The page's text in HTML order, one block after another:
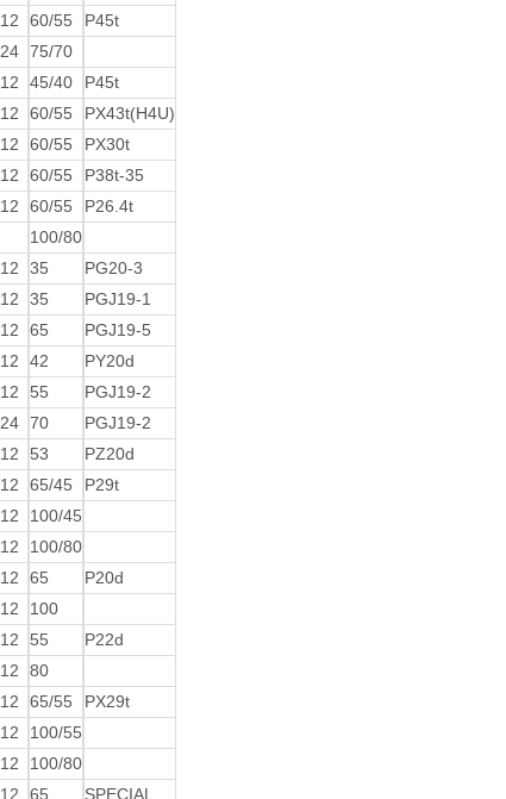
12
60/55
P45t
24 75/70
12 45/40
P45t
12 60/55
PX43t(H4U)
12 60/55
PX30t
12 60/55
P38t-35
12 60/55
P26.4t
100/80
12 35
PG20-3
12 35
PGJ19-1
12 65
PGJ19-5
12 42
PY20d
12 55
PGJ19-2
24 70
PGJ19-2
12 53
PZ20d
12 65/45
P29t
12
100/45
12
100/80
12 65
P20d
12
100
12 55
P22d
12
80
12 65/55
PX29t
12
100/55
12
100/80
12 65
SPECIAL